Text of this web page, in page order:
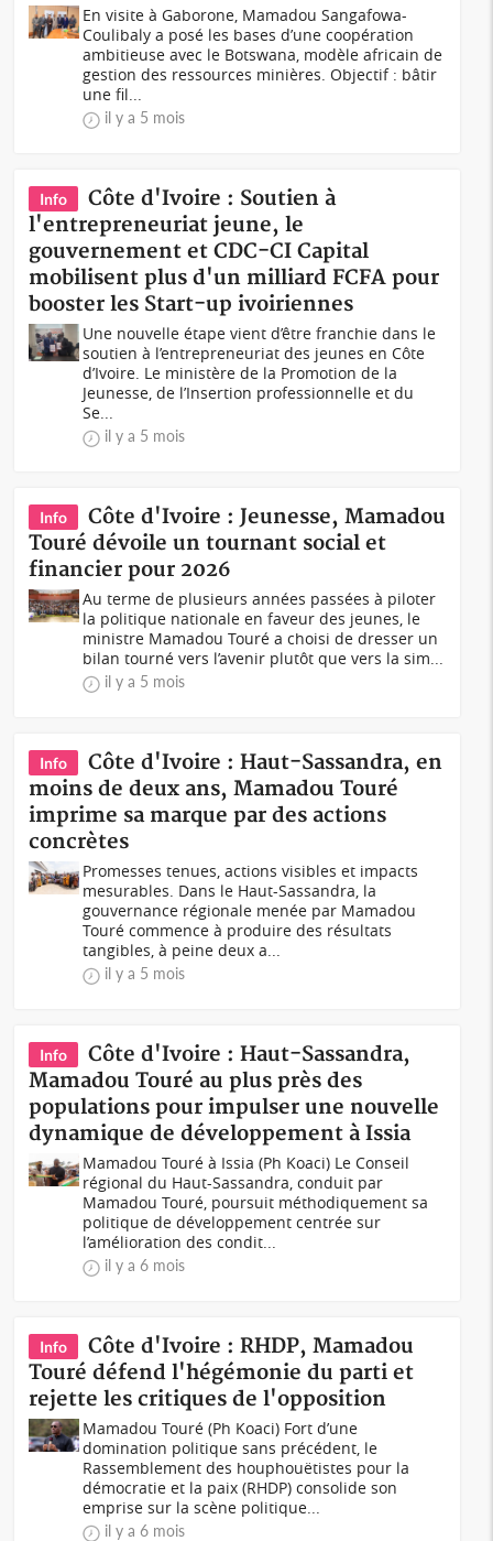
En visite à Gaborone, Mamadou Sangafowa-
Coulibaly a posé les bases d’une coopération
ambitieuse avec le Botswana, modèle africain de
gestion des ressources minières. Objectif : bâtir
une fil...
il y a 5 mois
Info
Côte d'Ivoire : Soutien à
l'entrepreneuriat jeune, le
gouvernement et CDC-CI Capital
mobilisent plus d'un milliard FCFA pour
booster les Start-up ivoiriennes
Une nouvelle étape vient d’être franchie dans le
soutien à l’entrepreneuriat des jeunes en Côte
d’Ivoire. Le ministère de la Promotion de la
Jeunesse, de l’Insertion professionnelle et du
Se...
il y a 5 mois
Info
Côte d'Ivoire : Jeunesse, Mamadou
Touré dévoile un tournant social et
financier pour 2026
Au terme de plusieurs années passées à piloter
la politique nationale en faveur des jeunes, le
ministre Mamadou Touré a choisi de dresser un
bilan tourné vers l’avenir plutôt que vers la sim...
il y a 5 mois
Info
Côte d'Ivoire : Haut-Sassandra, en
moins de deux ans, Mamadou Touré
imprime sa marque par des actions
concrètes
Promesses tenues, actions visibles et impacts
mesurables. Dans le Haut-Sassandra, la
gouvernance régionale menée par Mamadou
Touré commence à produire des résultats
tangibles, à peine deux a...
il y a 5 mois
Info
Côte d'Ivoire : Haut-Sassandra,
Mamadou Touré au plus près des
populations pour impulser une nouvelle
dynamique de développement à Issia
Mamadou Touré à Issia (Ph Koaci) Le Conseil
régional du Haut-Sassandra, conduit par
Mamadou Touré, poursuit méthodiquement sa
politique de développement centrée sur
l’amélioration des condit...
il y a 6 mois
Info
Côte d'Ivoire : RHDP, Mamadou
Touré défend l'hégémonie du parti et
rejette les critiques de l'opposition
Mamadou Touré (Ph Koaci) Fort d’une
domination politique sans précédent, le
Rassemblement des houphouëtistes pour la
démocratie et la paix (RHDP) consolide son
emprise sur la scène politique...
il y a 6 mois